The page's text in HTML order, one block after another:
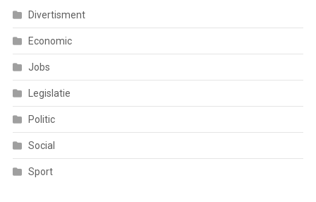
Divertisment
Economic
Jobs
Legislatie
Politic
Social
Sport